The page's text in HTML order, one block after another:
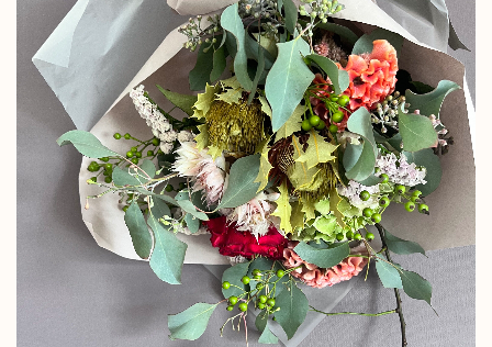
オーダーフラワー
フラワーレッスン
お花の定期便
パーソナルカラー診断
Instagram
News
レッスン・イベント案内